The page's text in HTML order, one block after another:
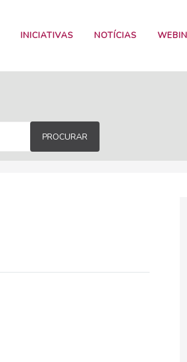
INICIATIVAS NOTÍCIAS
PROCURAR